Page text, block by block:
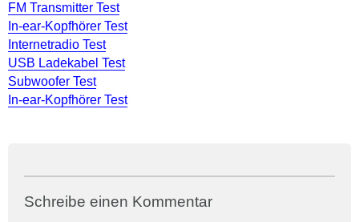
FM Transmitter Test
In-ear-Kopfhörer Test
Internetradio Test
USB Ladekabel Test
Subwoofer Test
In-ear-Kopfhörer Test
Schreibe einen Kommentar